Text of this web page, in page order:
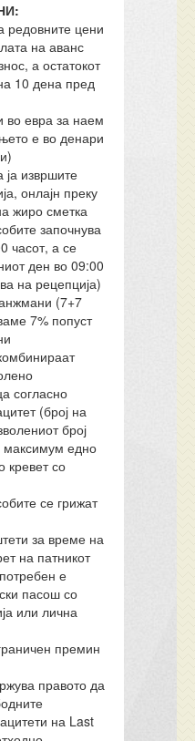
редовните цени
на аванс
а остатокот
10 дена пред
во евра за наем
е во денари
извршите
онлајн преку
жиро сметка
започнува
часот, а се
ден во 09:00
на рецепција)
(7+7
7% попуст
согласно
(број на
број
максимум едно
кревет со
се грижат
за време на
на патникот
е
пасош со
или лична
премин
правото да
на Last